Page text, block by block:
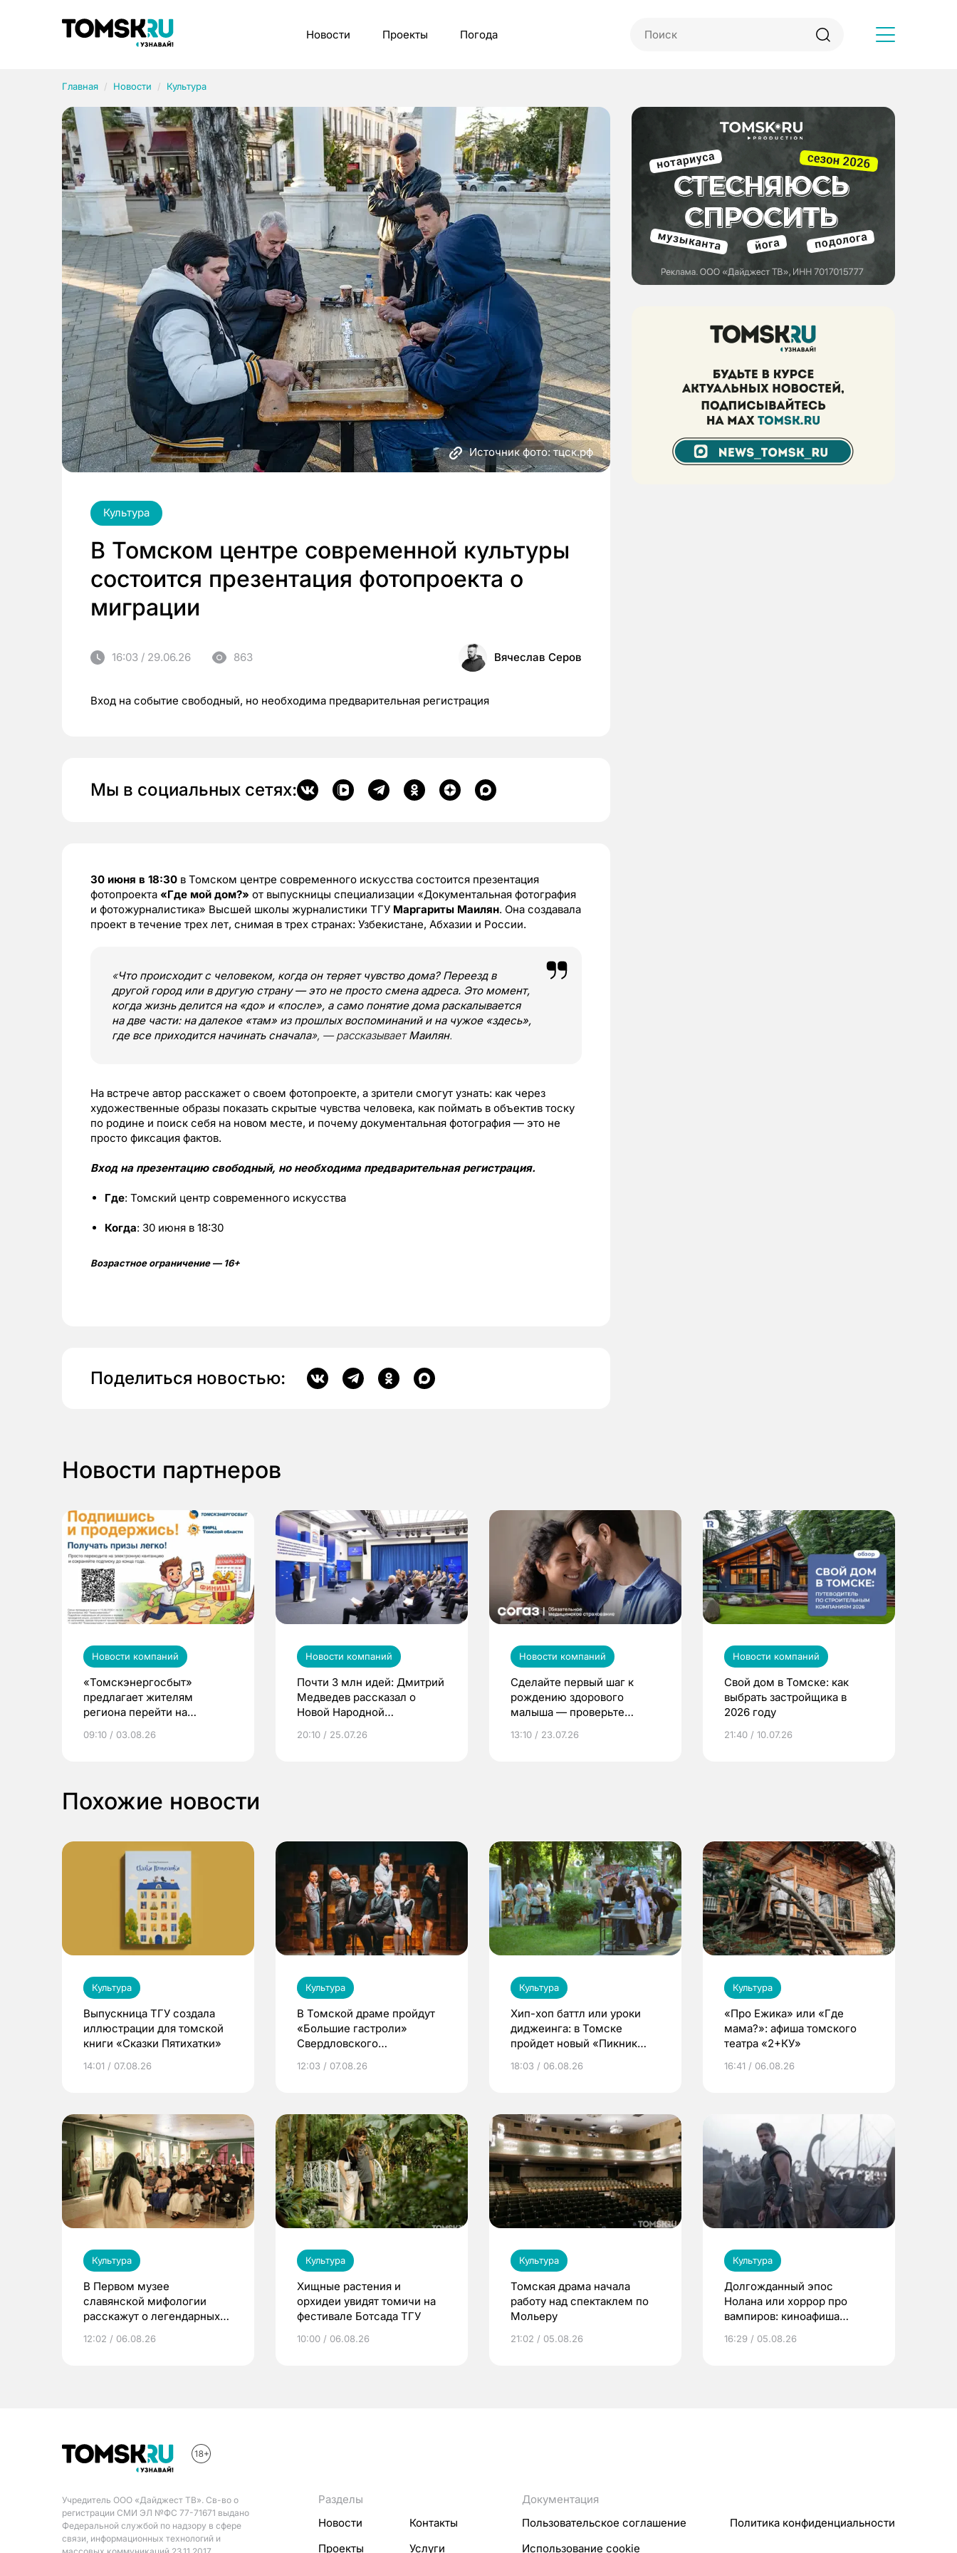
Новости Проекты Погода
Главная Новости Культура
Источник фото: тцск.рф
Культура
В Томском центре современной культуры
состоится презентация фотопроекта о
миграции
16:03 / 29.06.26 863 Вячеслав Серов
Вход на событие свободный, но необходима предварительная регистрация
Мы в социальных сетях:
30 июня в 18:30 в Томском центре современного искусства состоится презентация
фотопроекта «Где мой дом?» от выпускницы специализации «Документальная фотография
и фотожурналистика» Высшей школы журналистики ТГУ Маргариты Маилян. Она создавала
проект в течение трех лет, снимая в трех странах: Узбекистане, Абхазии и России.
«Что происходит с человеком, когда он теряет чувство дома? Переезд в
другой город или в другую страну — это не просто смена адреса. Это момент,
когда жизнь делится на «до» и «после», а само понятие дома раскалывается
на две части: на далекое «там» из прошлых воспоминаний и на чужое «здесь»,
где все приходится начинать сначала», — рассказываетМаилян.
На встрече автор расскажет о своем фотопроекте, а зрители смогут узнать: как через
художественные образы показать скрытые чувства человека, как поймать в объектив тоску
по родине и поиск себя на новом месте, и почему документальная фотография — это не
просто фиксация фактов.
Вход на презентацию свободный, но необходима предварительная регистрация.
Где: Томский центр современного искусства
Когда: 30 июня в 18:30
Возрастное ограничение — 16+
Поделиться новостью:
Новости партнеров
Новости компаний
«Томскэнергосбыт»
предлагает жителям
региона перейти на
выиграть призы
09:10 / 03.08.26
Новости компаний
Почти 3 млн идей: Дмитрий
Медведев рассказал о
Новой Народной
20:10 / 25.07.26
Новости компаний
Сделайте первый шаг к
рождению здорового
малыша — проверьте
по ОМС!
13:10 / 23.07.26
Новости компаний
Свой дом в Томске: как
выбрать застройщика в
2026 году
21:40 / 10.07.26
Похожие новости
Культура
Выпускница ТГУ создала
иллюстрации для томской
книги «Сказки Пятихатки»
14:01 / 07.08.26
Культура
В Томской драме пройдут
«Большие гастроли»
Свердловского
драмы
12:03 / 07.08.26
Культура
Хип-хоп баттл или уроки
диджеинга: в Томске
пройдет новый «Пикник
18:03 / 06.08.26
Культура
«Про Ежика» или «Где
мама?»: афиша томского
театра «2+КУ»
16:41 / 06.08.26
Культура
В Первом музее
славянской мифологии
расскажут о легендарных
12:02 / 06.08.26
Культура
Хищные растения и
орхидеи увидят томичи на
фестивале Ботсада ТГУ
10:00 / 06.08.26
Культура
Томская драма начала
работу над спектаклем по
Мольеру
21:02 / 05.08.26
Культура
Долгожданный эпос
Нолана или хоррор про
вампиров: киноафиша
16:29 / 05.08.26
Учредитель ООО «Дайджест ТВ». Св-во о
регистрации СМИ ЭЛ №ФС 77-71671 выдано
Федеральной службой по надзору в сфере
связи, информационных технологий и
Разделы
Новости
Контакты
Проекты
Услуги
Документация
Пользовательское соглашение
Политика конфиденциальности
Использование cookie
Рубрики